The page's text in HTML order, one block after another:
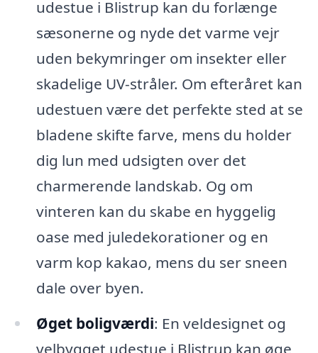
udestue i Blistrup kan du forlænge
sæsonerne og nyde det varme vejr
uden bekymringer om insekter eller
skadelige UV-stråler. Om efteråret kan
udestuen være det perfekte sted at se
bladene skifte farve, mens du holder
dig lun med udsigten over det
charmerende landskab. Og om
vinteren kan du skabe en hyggelig
oase med juledekorationer og en
varm kop kakao, mens du ser sneen
dale over byen.
Øget boligværdi: En veldesignet og
velbygget udestue i Blistrup kan øge